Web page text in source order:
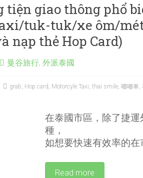
tiện giao thông phổ
tuk-tuk/xe ôm/
nạp thẻ Hop Card)
曼谷旅行, 外派泰國
grab, Hop card , Motorcyle Taxi, thai smile, 嘟嘟車,
在泰國市區，除了捷
種，
如想要快速有效率的
Read more